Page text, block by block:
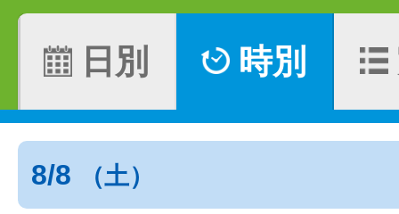
日別 時別
8/8 （土）